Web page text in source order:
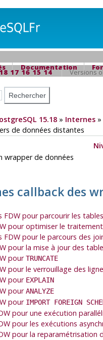
Documentation
17 16 15 14
Versions
15.18» Internes»
de données distantes
wrapper de données
callback des
FDW pour parcourir les
pour optimiser le
FDW pour le parcours des
pour la mise à jour des
pourTRUNCATE
pour le verrouillage des
pour EXPLAIN
pourANALYZE
pour IMPORT FOREIGN
pour une exécution
pour les exécutions
pour la reparamétrisation